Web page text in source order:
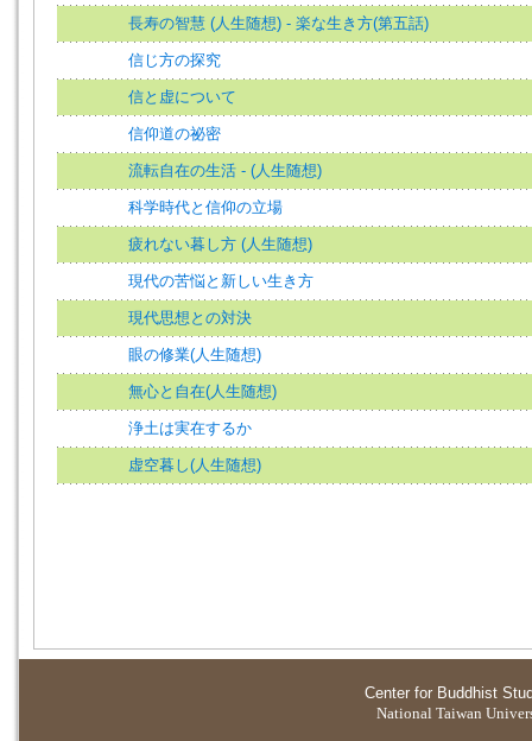
長寿の智慧 (人生随想) - 楽な生き方(第五話)
信じ方の探究
信と虚について
信仰道の祕密
流転自在の生活 - (人生随想)
科学時代と信仰の立場
疲れない暮し方 (人生随想)
現代の苦悩と新しい生き方
現代思想との対決
眼の修業(人生随想)
無心と自在(人生随想)
浄土は実在するか
虚空暮し(人生随想)
Center for Buddhist
National Taiwan